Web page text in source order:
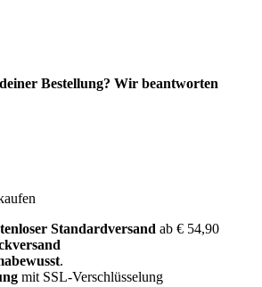
Bestellung? Wir beantworten
Standardversand ab € 54,90
.
mit SSL-Verschlüsselung